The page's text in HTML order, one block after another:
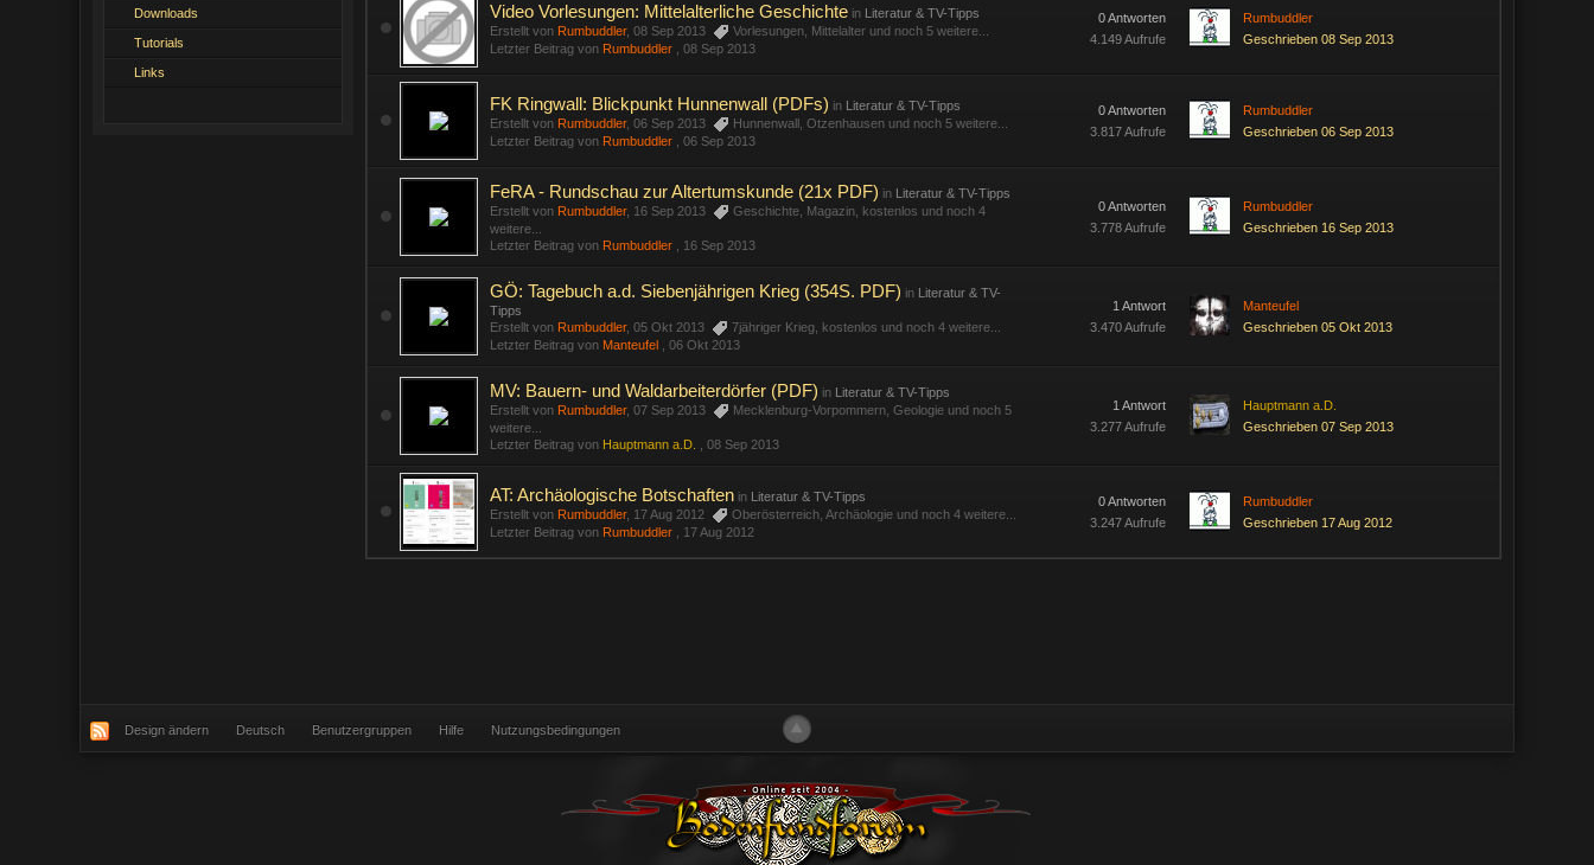
Downloads
Tutorials
Links
Video Vorlesungen: Mittelalterliche Geschichte in Literatur & TV-Tipps
Erstellt von Rumbuddler, 08 Sep 2013 Vorlesungen Mittelalter und noch 5 weitere...
Letzter Beitrag von Rumbuddler ,08 Sep 2013
0 Antworten
4.149 Aufrufe
Rumbuddler
Geschrieben 08 Sep 2013
FK Ringwall: Blickpunkt Hunnenwall (PDFs) in Literatur & TV-Tipps
Erstellt von Rumbuddler, 06 Sep 2013 Hunnenwall ,Otzenhausen und noch 5 weitere...
Letzter Beitrag von Rumbuddler ,06 Sep 2013
0 Antworten
3.817 Aufrufe
Rumbuddler
Geschrieben 06 Sep 2013
FeRA - Rundschau zur Altertumskunde (21x PDF) in Literatur & TV-Tipps
Erstellt von Rumbuddler, 16 Sep 2013 Geschichte Magazin kostenlos und noch 4
weitere...
Letzter Beitrag von Rumbuddler 16 Sep 2013
0 Antworten
3.778 Aufrufe
Rumbuddler
Geschrieben 16 Sep 2013
GÖ: Tagebuch a.d. Siebenjährigen Krieg (354S. PDF) in Literatur & TV-
Tipps
Erstellt von Rumbuddler, 05 Okt 2013 7jähriger Krieg kostenlos und noch 4 weitere...
Letzter Beitrag von Manteufel ,06 Okt 2013
1 Antwort
3.470 Aufrufe
Manteufel
Geschrieben 05 Okt 2013
MV: Bauern- und Waldarbeiterdörfer (PDF) in Literatur & TV-Tipps
Erstellt von Rumbuddler, 07 Sep 2013 Mecklenburg-Vorpommern ,Geologie und noch 5
weitere...
Letzter Beitrag von Hauptmann a.D. ,08 Sep 2013
1 Antwort
3.277 Aufrufe
Hauptmann a.D.
Geschrieben 07 Sep 2013
AT: Archäologische Botschaften in Literatur & TV-Tipps
Erstellt von Rumbuddler, 17 Aug 2012 Oberösterreich ,Archäologie und noch 4 weitere...
Letzter Beitrag von Rumbuddler 17 Aug 2012
0 Antworten
3.247 Aufrufe
Rumbuddler
Geschrieben 17 Aug 2012
Design ändern Deutsch Benutzergruppen Hilfe Nutzungsbedingungen